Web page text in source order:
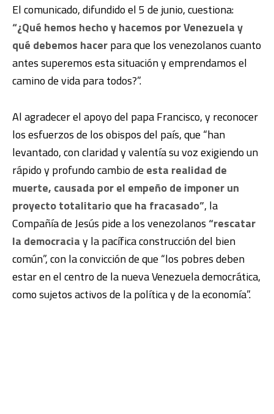
El comunicado, difundido el 5 de junio, cuestiona:
“¿Qué hemos hecho y hacemos por Venezuela y
qué debemos hacerpara que los venezolanos cuanto
antes superemos esta situación y emprendamos el
camino de vida para todos?”.
Al agradecer el apoyo del papa Francisco, y reconocer
los esfuerzos de los obispos del país, que “han
levantado, con claridad y valentía su voz exigiendo un
rápido y profundo cambio de esta realidad de
muerte, causada por el empeño de imponer un
proyecto totalitario que ha fracasado”, la
Compañía de Jesús pide a los venezolanos“rescatar
la democraciay la pacífica construcción del bien
común”, con la convicción de que “los pobres deben
estar en el centro de la nueva Venezuela democrática,
como sujetos activos de la política y de la economía”.